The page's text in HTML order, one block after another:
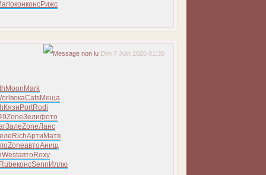
оконконсРижс
Dim 7 Juin 2026 01:35
Moon Mark
вокаCatsМеща
Кязи PortRodi
ZoneЗелифото
ЗалеZoneЛанс
RichАрти Матв
ZoneавтоАнищ
Westавто Roxy
RubeконсSenn Иллю